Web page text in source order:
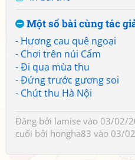
Một số bài cùng tác
- Hương cau quê ngoại
- Chơi trên núi Cấm
-Đi qua mùa thu
-Đứng trước gương soi
- Chút thu Hà Nội
Đăng bởi lamise vào 03/02/
cuối bởi hongha83 vào 03/